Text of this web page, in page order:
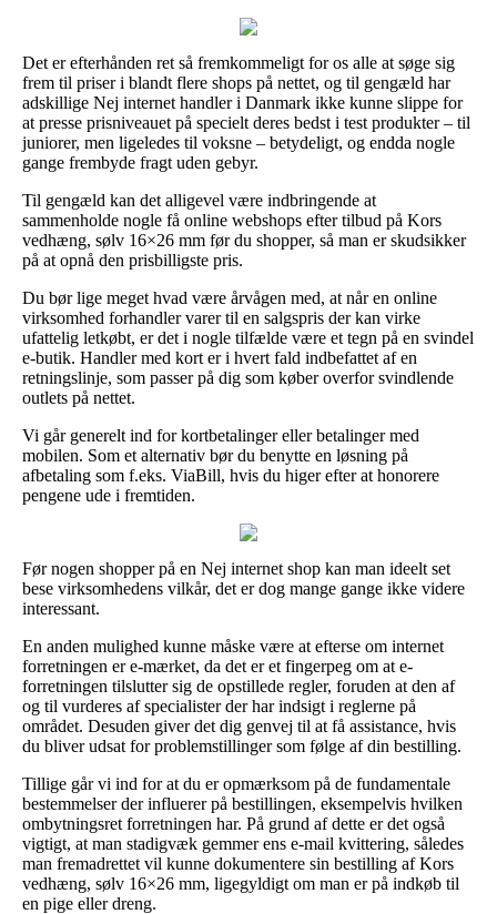
Det er efterhånden ret så fremkommeligt for os alle at søge sig
frem til priser i blandt flere shops på nettet, og til gengæld har
adskillige Nej internet handler i Danmark ikke kunne slippe for
at presse prisniveauet på specielt deres bedst i test produkter – til
juniorer, men ligeledes til voksne – betydeligt, og endda nogle
gange frembyde fragt uden gebyr.
Til gengæld kan det alligevel være indbringende at
sammenholde nogle få online webshops efter tilbud på Kors
vedhæng, sølv 16×26 mm før du shopper, så man er skudsikker
på at opnå den prisbilligste pris.
Du bør lige meget hvad være årvågen med, at når en online
virksomhed forhandler varer til en salgspris der kan virke
ufattelig letkøbt, er det i nogle tilfælde være et tegn på en svindel
e-butik. Handler med kort er i hvert fald indbefattet af en
retningslinje, som passer på dig som køber overfor svindlende
outlets på nettet.
Vi går generelt ind for kortbetalinger eller betalinger med
mobilen. Som et alternativ bør du benytte en løsning på
afbetaling som f.eks. ViaBill, hvis du higer efter at honorere
pengene ude i fremtiden.
Før nogen shopper på en Nej internet shop kan man ideelt set
bese virksomhedens vilkår, det er dog mange gange ikke videre
interessant.
En anden mulighed kunne måske være at efterse om internet
forretningen er e-mærket, da det er et fingerpeg om at e-
forretningen tilslutter sig de opstillede regler, foruden at den af
og til vurderes af specialister der har indsigt i reglerne på
området. Desuden giver det dig genvej til at få assistance, hvis
du bliver udsat for problemstillinger som følge af din bestilling.
Tillige går vi ind for at du er opmærksom på de fundamentale
bestemmelser der influerer på bestillingen, eksempelvis hvilken
ombytningsret forretningen har. På grund af dette er det også
vigtigt, at man stadigvæk gemmer ens e-mail kvittering, således
man fremadrettet vil kunne dokumentere sin bestilling af Kors
vedhæng, sølv 16×26 mm, ligegyldigt om man er på indkøb til
en pige eller dreng.